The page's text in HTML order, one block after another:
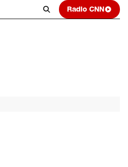
Radio CNN